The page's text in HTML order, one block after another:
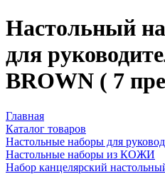
Настольный
для
BROWN ( 7
Главная
Каталог товаров
Настольные наборы для
Настольные наборы из КОЖИ
Набор канцелярский